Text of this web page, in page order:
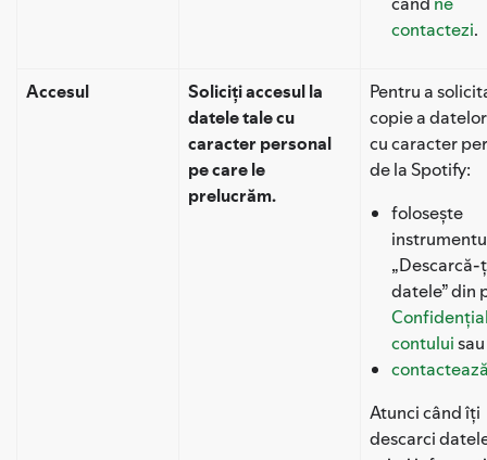
contactezi.
Accesul
Soliciți accesul la
datele tale cu
caracter personal
pe care le
prelucrăm.
Pentru a
copie a
cu caracter
de la Spotify:
folosește
„Descarcă-
datele” din
contuluisau
Atunci când îți
descarci